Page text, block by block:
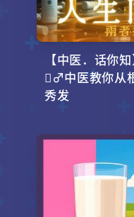
【中医．话你
‍♂️中医教你从
秀发